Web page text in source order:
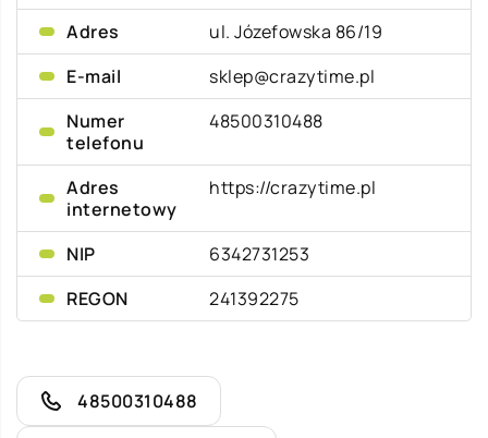
Adres
ul. Józefowska 86/19
E-mail
sklep@crazytime.pl
Numer
telefonu
48500310488
Adres
internetowy
https://crazytime.pl
NIP
6342731253
REGON
241392275
48500310488